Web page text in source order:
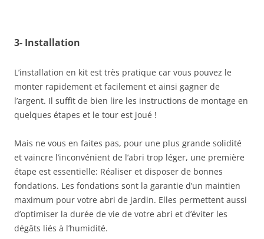
3- Installation
L’installation en kit est très pratique car vous pouvez le
monter rapidement et facilement et ainsi gagner de
l’argent. Il suffit de bien lire les instructions de montage en
quelques étapes et le tour est joué !
Mais ne vous en faites pas, pour une plus grande solidité
et vaincre l’inconvénient de l’abri trop léger, une première
étape est essentielle: Réaliser et disposer de bonnes
fondations. Les fondations sont la garantie d’un maintien
maximum pour votre abri de jardin. Elles permettent aussi
d’optimiser la durée de vie de votre abri et d’éviter les
dégâts liés à l’humidité.